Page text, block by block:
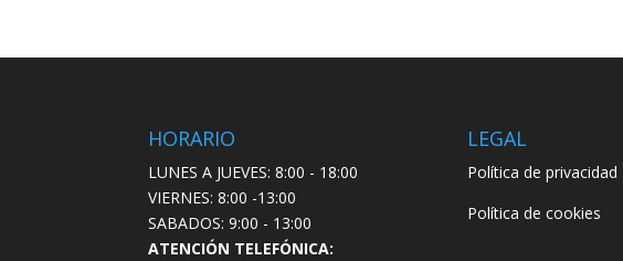
HORARIO
LUNES A JUEVES: 8:00 - 18:00
VIERNES: 8:00 -13:00
SABADOS: 9:00 - 13:00
ATENCIÓN TELEFÓNICA:
LEGAL
Política de privacidad
Política de cookies